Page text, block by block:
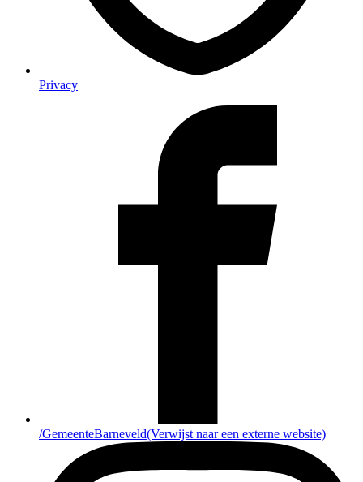
Privacy
/GemeenteBarneveld(Verwijst naar een externe website)